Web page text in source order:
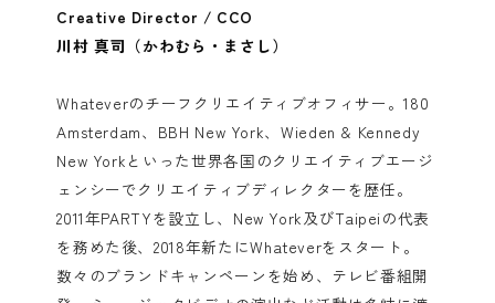
Creative Director / CCO
川村 真司（かわむら・まさし）
Whateverのチーフクリエイティブオフィサー。180
Amsterdam、BBH New York、Wieden & Kennedy
New Yorkといった世界各国のクリエイティブエージ
ェンシーでクリエイティブディレクターを歴任。
2011年PARTYを設立し、New York及びTaipeiの代表
を務めた後、2018年新たにWhateverをスタート。
数々のブランドキャンペーンを始め、テレビ番組開